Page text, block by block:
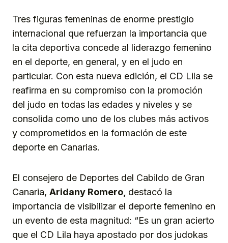
Tres figuras femeninas de enorme prestigio
internacional que refuerzan la importancia que
la cita deportiva concede al liderazgo femenino
en el deporte, en general, y en el judo en
particular. Con esta nueva edición, el CD Lila se
reafirma en su compromiso con la promoción
del judo en todas las edades y niveles y se
consolida como uno de los clubes más activos
y comprometidos en la formación de este
deporte en Canarias.
El consejero de Deportes del Cabildo de Gran
Canaria, Aridany Romero, destacó la
importancia de visibilizar el deporte femenino en
un evento de esta magnitud: “Es un gran acierto
que el CD Lila haya apostado por dos judokas